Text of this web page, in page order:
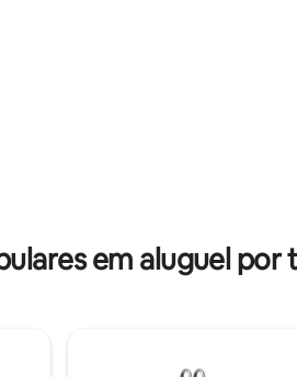
em aluguel por